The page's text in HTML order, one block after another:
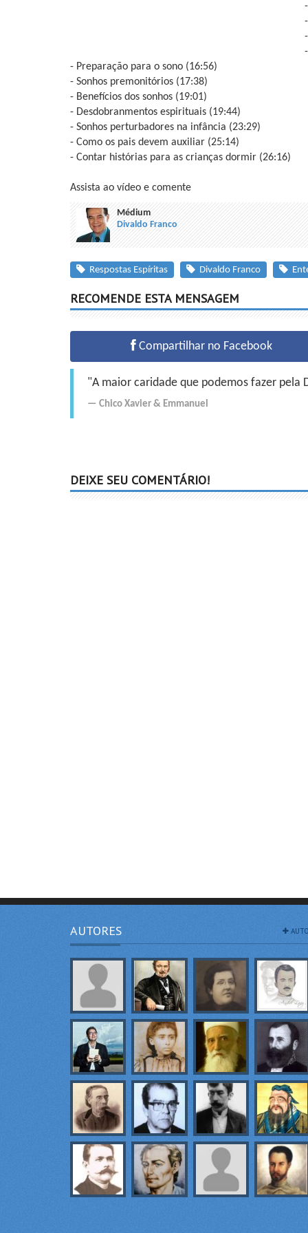
- Preparação para o sono (16:56)
- Sonhos premonitórios (17:38)
- Benefícios dos sonhos (19:01)
- Desdobranmentos espirituais (19:44)
- Sonhos perturbadores na infância (23:29)
- Como os pais devem auxiliar (25:14)
- Contar histórias para as crianças dormir (26:16)
Assista ao vídeo e comente
Médium
Divaldo Franco
Respostas Espíritas Divaldo Franco
RECOMENDE ESTA MENSAGEM
Compartilhar no Facebook
"A maior caridade que podemos fazer pela
Chico Xavier & Emmanuel
DEIXE SEU COMENTÁRIO!
AUTORES